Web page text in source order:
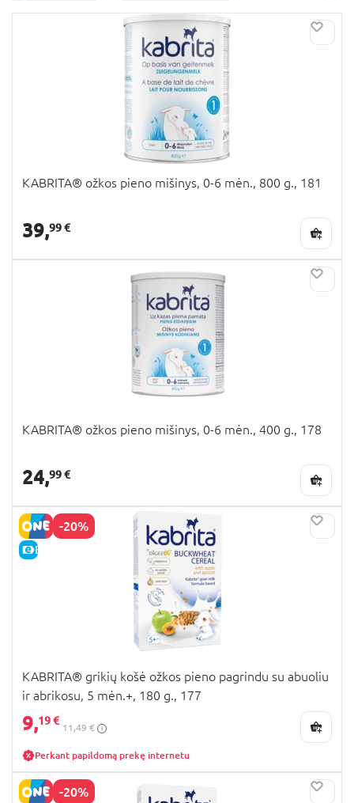
KABRITA® ožkos pieno mišinys, 0-6 mėn., 800 g., 181
39,99 €
KABRITA® ožkos pieno mišinys, 0-6 mėn., 400 g., 178
24,99 €
-20%
E-KAINA
KABRITA® grikių košė ožkos pieno pagrindu su abuoliu
ir abrikosu, 5 mėn.+, 180 g., 177
9,19 €
11,49 €
Perkant papildomą prekę internetu
-20%